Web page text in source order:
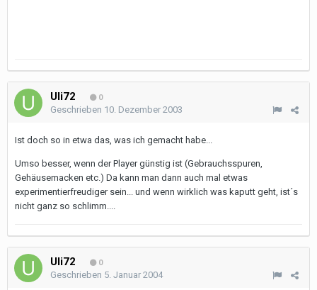
Uli72 0
Geschrieben 10. Dezember 2003
Ist doch so in etwa das, was ich gemacht habe...
Umso besser, wenn der Player günstig ist (Gebrauchsspuren,
Gehäusemacken etc.) Da kann man dann auch mal etwas
experimentierfreudiger sein... und wenn wirklich was kaputt geht, ist´s
nicht ganz so schlimm....
Uli72 0
Geschrieben 5. Januar 2004